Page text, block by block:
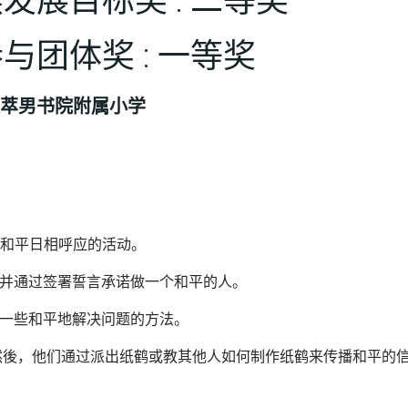
团体奖 : 一等奖
男书院附属小学
平日相呼应的活动。
通过签署誓言承诺做一个和平的人。
些和平地解决问题的方法。
，他们通过派出纸鹤或教其他人如何制作纸鹤来传播和平的